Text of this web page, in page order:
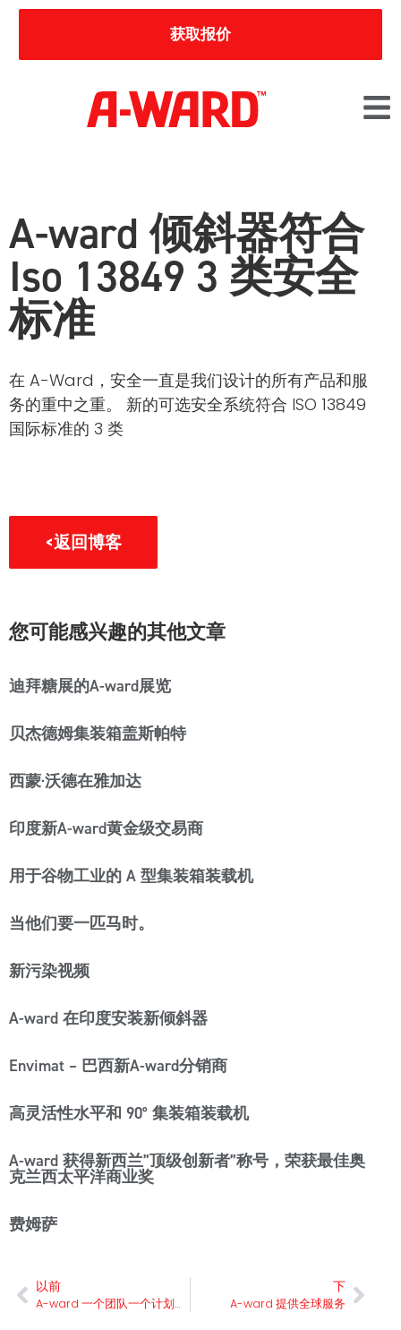
获取报价
A-ward 倾斜器符合
Iso 13849 3 类安全
标准
在 A-Ward，安全一直是我们设计的所有产品和服
务的重中之重。 新的可选安全系统符合 ISO 13849
国际标准的 3 类
<返回博客
您可能感兴趣的其他文章
迪拜糖展的A-ward展览
贝杰德姆集装箱盖斯帕特
西蒙·沃德在雅加达
印度新A-ward黄金级交易商
用于谷物工业的 A 型集装箱装载机
当他们要一匹马时。
新污染视频
A-ward 在印度安装新倾斜器
Envimat – 巴西新A-ward分销商
高灵活性水平和 90° 集装箱装载机
A-ward 获得新西兰”顶级创新者”称号，荣获最佳奥
克兰西太平洋商业奖
费姆萨
以前
A-ward 一个团队一个计划策略启动会议
下
A-ward 提供全球服务